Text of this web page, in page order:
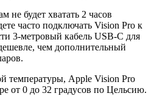
не будет хватать 2 часов
часто подключать Vision Pro к
3-метровый кабель USB-C для
чем дополнительный
температуры, Apple Vision Pro
от 0 до 32 градусов по Цельсию.